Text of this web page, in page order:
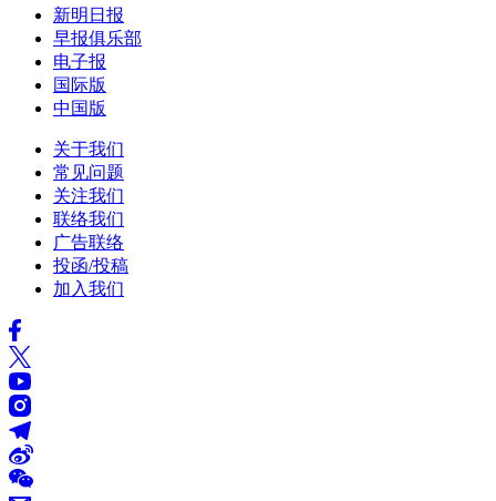
新明日报
早报俱乐部
电子报
国际版
中国版
关于我们
常见问题
关注我们
联络我们
广告联络
投函/投稿
加入我们